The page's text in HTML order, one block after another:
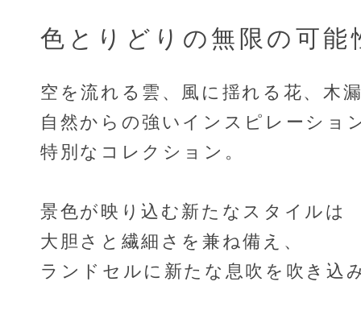
色とりどりの無限の可能
空を流れる雲、風に揺れる花、木
自然からの強いインスピレーショ
特別なコレクション。
景色が映り込む新たなスタイルは
大胆さと繊細さを兼ね備え、
ランドセルに新たな息吹を吹き込